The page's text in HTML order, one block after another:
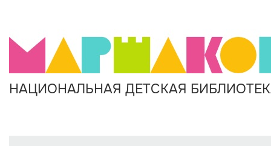
НАЦИОНАЛЬНАЯ ДЕТСКАЯ